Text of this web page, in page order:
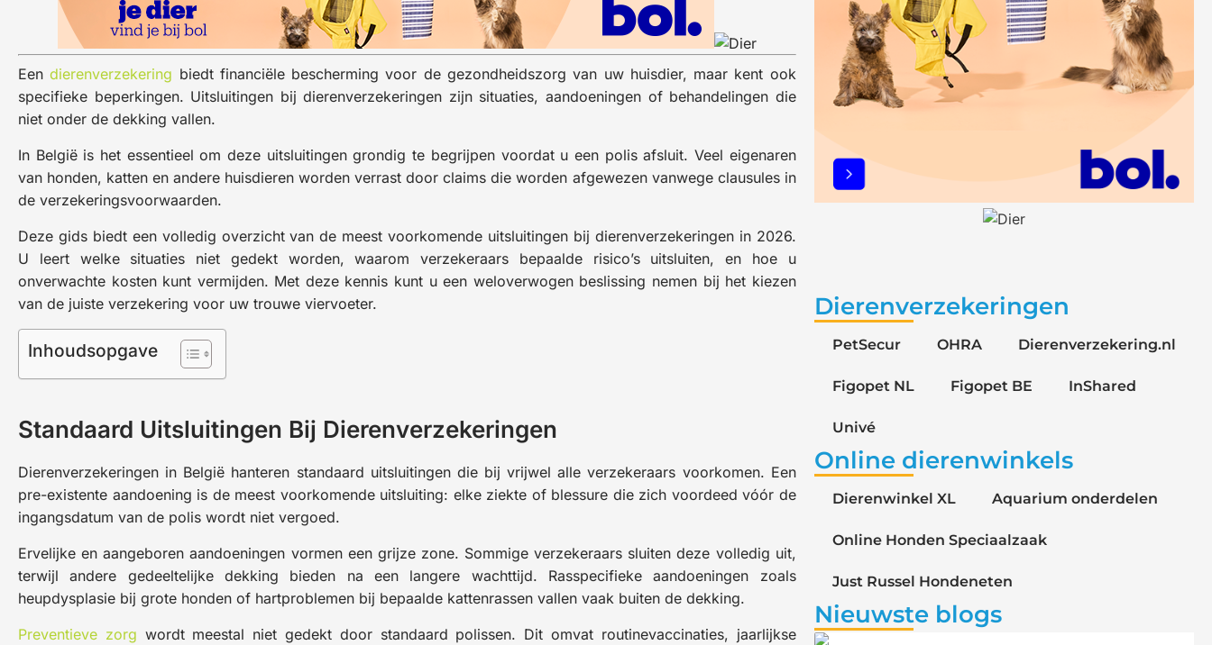
Eendierenverzekering biedt financiële bescherming voor de gezondheidszorg van uw huisdier, maar kent ook
specifieke beperkingen. Uitsluitingen bij dierenverzekeringen zijn situaties, aandoeningen of behandelingen die
niet onder de dekking vallen.
In België is het essentieel om deze uitsluitingen grondig te begrijpen voordat u een polis afsluit. Veel eigenaren
van honden, katten en andere huisdieren worden verrast door claims die worden afgewezen vanwege clausules in
de verzekeringsvoorwaarden.
Deze gids biedt een volledig overzicht van de meest voorkomende uitsluitingen bij dierenverzekeringen in 2026.
U leert welke situaties niet gedekt worden, waarom verzekeraars bepaalde risico’s uitsluiten, en hoe u
onverwachte kosten kunt vermijden. Met deze kennis kunt u een weloverwogen beslissing nemen bij het kiezen
van de juiste verzekering voor uw trouwe viervoeter.
Inhoudsopgave
Standaard Uitsluitingen Bij Dierenverzekeringen
Dierenverzekeringen in België hanteren standaard uitsluitingen die bij vrijwel alle verzekeraars voorkomen. Een
pre-existente aandoening is de meest voorkomende uitsluiting: elke ziekte of blessure die zich voordeed vóór de
ingangsdatum van de polis wordt niet vergoed.
Ervelijke en aangeboren aandoeningen vormen een grijze zone. Sommige verzekeraars sluiten deze volledig uit,
terwijl andere gedeeltelijke dekking bieden na een langere wachttijd. Rasspecifieke aandoeningen zoals
heupdysplasie bij grote honden of hartproblemen bij bepaalde kattenrassen vallen vaak buiten de dekking.
Preventieve zorg wordt meestal niet gedekt door standaard polissen. Dit omvat routinevaccinaties, jaarlijkse
Dierenverzekeringen
PetSecur OHRA Dierenverzekering.nl
Figopet NL Figopet BE InShared
Univé
Online dierenwinkels
Dierenwinkel XL Aquarium onderdelen
Online Honden Speciaalzaak
Just Russel Hondeneten
Nieuwste blogs